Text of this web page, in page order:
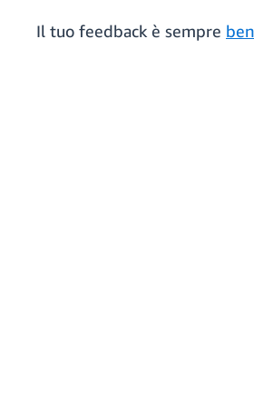
Il tuo feedback è sempre